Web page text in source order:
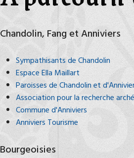
Chandolin, Fang et Anniviers
Sympathisants de Chandolin
Espace Ella Maillart
Paroisses de Chandolin et
Association pour la recherche
Commune d'Anniviers
Anniviers Tourisme
Bourgeoisies